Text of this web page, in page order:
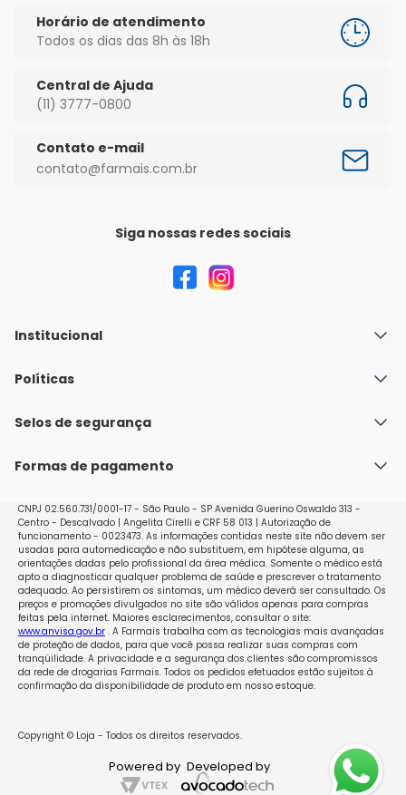
Horário de atendimento
Todos os dias das 8h às 18h
Central de Ajuda
(11) 3777-0800
Contato e-mail
contato@farmais.com.br
Siga nossas redes sociais
Institucional
Quem Somos
Nossas lojas
Políticas
Política de Envio
Políticas de Trocas e Devoluções
Selos de segurança
Formas de pagamento
CNPJ 02.560.731/0001-17 - São Paulo - SP Avenida Guerino Oswaldo 313 -
Centro - Descalvado | Angelita Cirelli e CRF 58 013 | Autorização de
funcionamento - 0023473. As informações contidas neste site não devem ser
usadas para automedicação e não substituem, em hipótese alguma, as
orientações dadas pelo profissional da área médica. Somente o médico está
apto a diagnosticar qualquer problema de saúde e prescrever o tratamento
adequado. Ao persistirem os sintomas, um médico deverá ser consultado. Os
preços e promoções divulgados no site são válidos apenas para compras
feitas pela internet. Maiores esclarecimentos, consultar o site:
www.anvisa.gov.br. A Farmais trabalha com as tecnologias mais avançadas
de proteção de dados, para que você possa realizar suas compras com
tranqüilidade. A privacidade e a segurança dos clientes são compromissos
da rede de drogarias Farmais. Todos os pedidos efetuados estão sujeitos à
confirmação da disponibilidade de produto em nosso estoque.
Copyright © Loja - Todos os direitos reservados.
Powered by Developed by